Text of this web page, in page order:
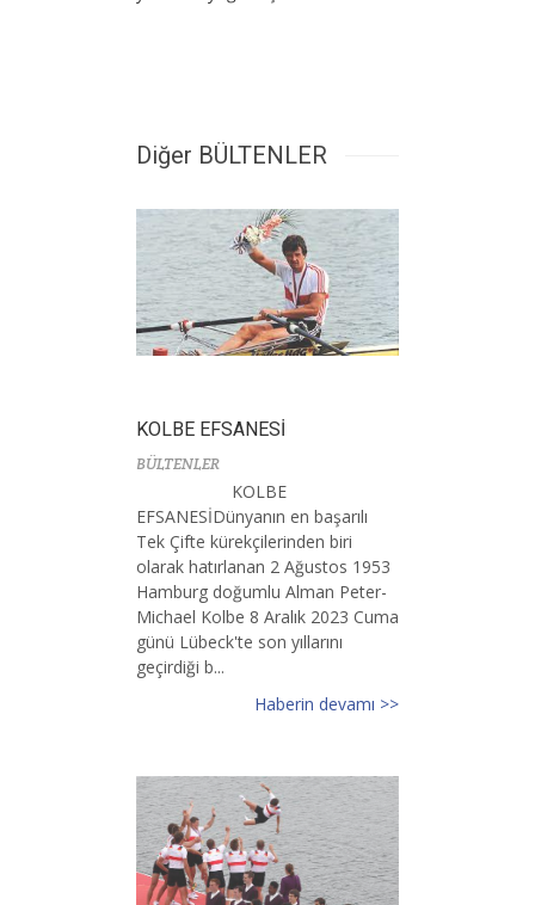
Diğer BÜLTENLER
KOLBE EFSANESİ
BÜLTENLER
KOLBE
EFSANESİDünyanın en başarılı
Tek Çifte kürekçilerinden biri
olarak hatırlanan 2 Ağustos 1953
Hamburg doğumlu Alman Peter-
Michael Kolbe 8 Aralık 2023 Cuma
günü Lübeck'te son yıllarını
geçirdiği b...
Haberin devamı >>